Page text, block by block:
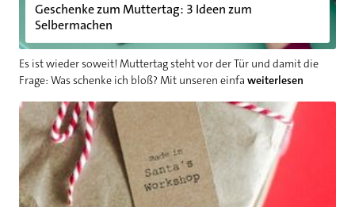
Geschenke zum Muttertag: 3 Ideen zum
Selbermachen
Es ist wieder soweit! Muttertag steht vor der Tür und damit die
Frage: Was schenke ich bloß? Mit unseren einfa weiterlesen
Weihnachtsgeschenke mit Bedeutung: Weg vom Konsum, hin